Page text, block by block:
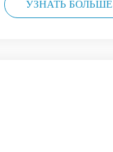
УЗНАТЬ БОЛЬШЕ